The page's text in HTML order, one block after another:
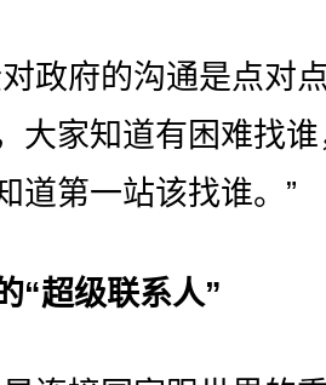
府的沟通是点对
大家知道有困难找
道第一站该找谁。”
“超级联系人”